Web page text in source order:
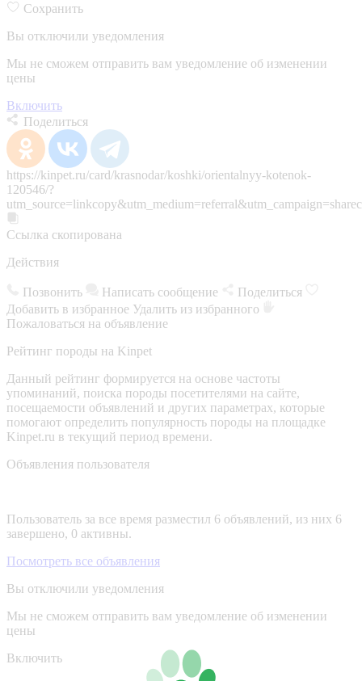
Сохранить
Вы отключили уведомления
Мы не сможем отправить вам уведомление об изменении
цены
Включить
Поделиться
https://kinpet.ru/card/krasnodar/koshki/orientalnyy-kotenok-
120546/?
Ссылка скопирована
Действия
Позвонить Написать сообщение
Поделиться
Добавить в избранное Удалить из избранного
Пожаловаться на объявление
Рейтинг породы на Kinpet
Данный рейтинг формируется на основе частоты
упоминаний, поиска породы посетителями на сайте,
посещаемости объявлений и других параметрах, которые
помогают определить популярность породы на площадке
Kinpet.ru в текущий период времени.
Объявления пользователя
Пользователь за все время разместил 6 объявлений, из них 6
завершено, 0 активны.
Посмотреть все объявления
Вы отключили уведомления
Мы не сможем отправить вам уведомление об изменении
цены
Включить